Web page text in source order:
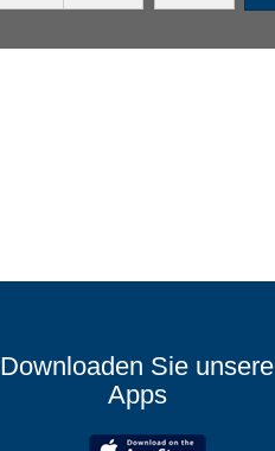
Downloaden Sie unsere
Apps